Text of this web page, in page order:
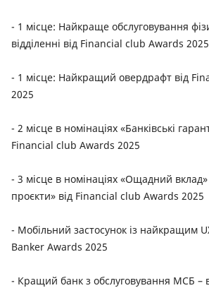
- 1 місце: Найкраще обслуговування
відділенні від Financial club Awards 2025
- 1 місце: Найкращий овердрафт від
2025
- 2 місце в номінаціях «Банківські
Financial club Awards 2025
- 3 місце в номінаціях «Ощадний вклад»
проєкти» від Financial club Awards 2025
- Мобільний застосунок із найкращим
Banker Awards 2025
- Кращий банк з обслуговування МСБ –